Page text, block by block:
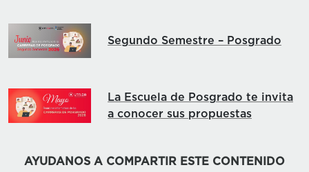
Segundo Semestre – Posgrado
La Escuela de Posgrado te invita
a conocer sus propuestas
AYUDANOS A COMPARTIR ESTE CONTENIDO